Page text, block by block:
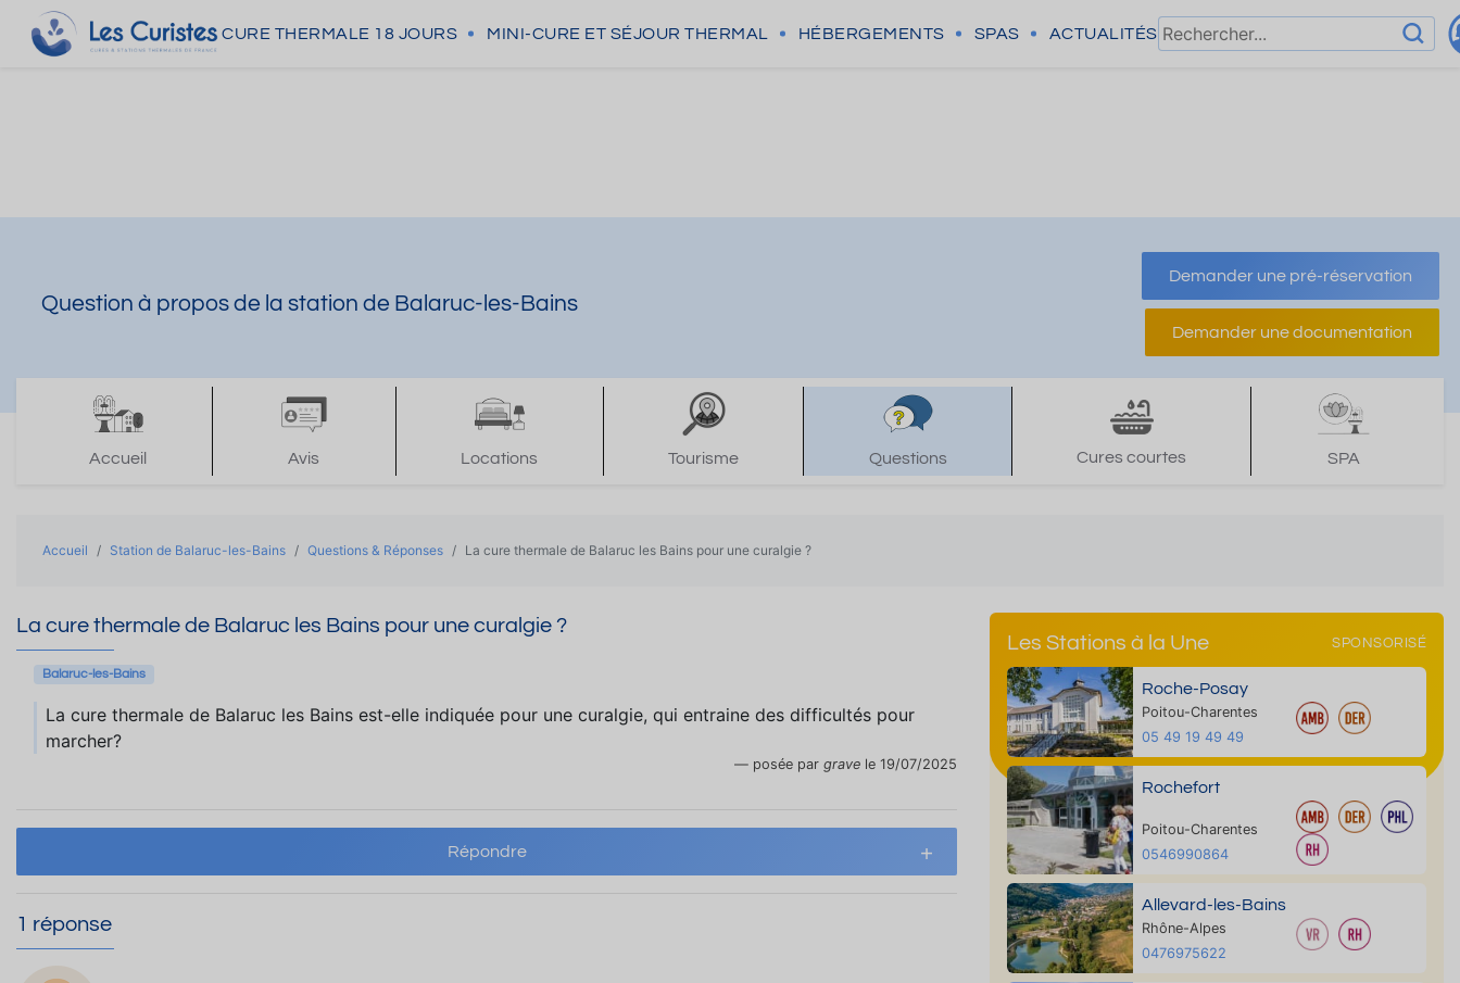
CURE THERMALE 18 JOURS MINI-CURE ET SÉJOUR THERMAL HÉBERGEMENTS SPAS ACTUALITÉS
Question à propos de la station de Balaruc-les-Bains
Demander une pré-réservation
Demander une documentation
Accueil Avis Locations Tourisme Questions Cures courtes SPA
Accueil Station de Balaruc-les-Bains Questions & Réponses La cure thermale de Balaruc les Bains pour une curalgie ?
La cure thermale de Balaruc les Bains pour une curalgie ?
Balaruc-les-Bains
La cure thermale de Balaruc les Bains est-elle indiquée pour une curalgie, qui entraine des difficultés pour
marcher?
posée par grave le 19/07/2025
Répondre
1 réponse
Les Stations à la Une SPONSORISÉ
Roche-Posay
Poitou-Charentes
05 49 19 49 49
Rochefort
Poitou-Charentes
0546990864
Allevard-les-Bains
Rhône-Alpes
0476975622